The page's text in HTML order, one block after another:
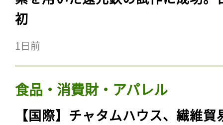
初
1日前
食品・消費財・アパレル
【国際】チャタムハウス、繊維貿